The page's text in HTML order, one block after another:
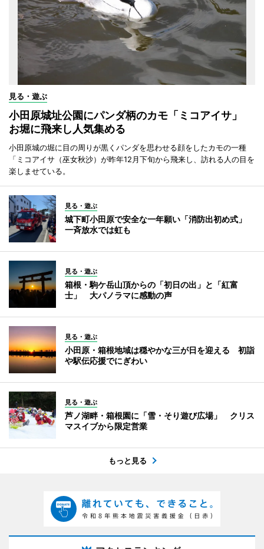
見る・遊ぶ
小田原城址公園にパンダ柄のカモ「ミコアイサ」
お堀に飛来し人気集める
小田原城の堀に目の周りが黒くパンダを思わせる顔をしたカモの一種
「ミコアイサ（巫女秋沙）が昨年12月下旬から飛来し、訪れる人の目を
楽しませている。
見る・遊ぶ
城下町小田原で安全な一年願い「消防出初め式」
一斉放水では虹も
見る・遊ぶ
箱根・駒ケ岳山頂からの「初日の出」と「紅富
士」 大パノラマに感動の声
見る・遊ぶ
小田原・箱根地域は穏やかな三が日を迎える 初詣
や駅伝応援でにぎわい
見る・遊ぶ
芦ノ湖畔・箱根園に「雪・そり遊び広場」 クリス
マスイブから限定営業
もっと見る